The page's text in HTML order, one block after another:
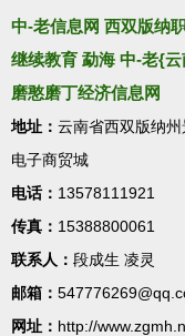
中-老信息网 西双版纳
继续教育 勐海 中-老{
磨憨磨丁经济信息网
地址： 云南省西双版纳
电子商贸城
电话： 13578111921
传真： 15388800061
联系人： 段成生 凌灵
邮箱：
网址： http://